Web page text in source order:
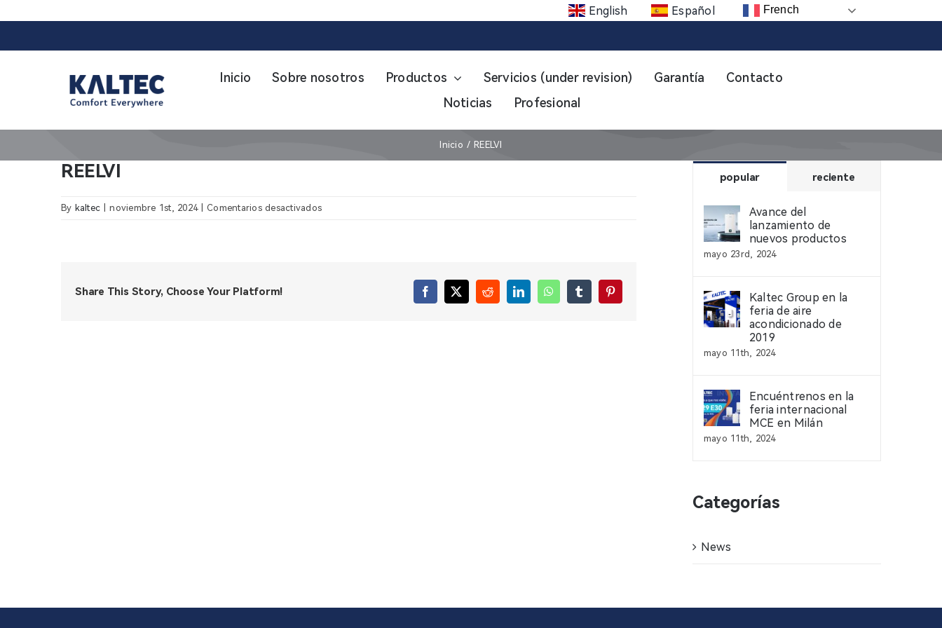
English Español French
Inicio Sobre nosotros Productos Servicios (under revision) Garantía
Contacto
Noticias
Profesional
Inicio REELVI
REELVI
By kaltec noviembre 1st, 2024 Comentarios desactivadosen
Share This Story, Choose Your Platform! Facebook
X RedditLinkedInWhatsAppTumblrPinterest
popular reciente
Avance del
lanzamiento de
nuevos productos
mayo 23rd, 2024
Kaltec Group en la
feria de aire
acondicionado de
2019
mayo 11th, 2024
Encuéntrenos en la
feria internacional
MCE en Milán
mayo 11th, 2024
Categorías
News